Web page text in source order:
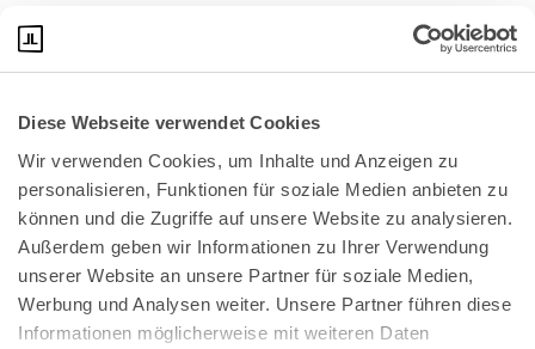
Diese Webseite verwendet Cookies
Wir verwenden Cookies, um Inhalte und Anzeigen zu
personalisieren, Funktionen für soziale Medien anbieten zu
können und die Zugriffe auf unsere Website zu analysieren.
Außerdem geben wir Informationen zu Ihrer Verwendung
unserer Website an unsere Partner für soziale Medien,
Werbung und Analysen weiter. Unsere Partner führen diese
Informationen möglicherweise mit weiteren Daten
Bundeskanzlerplatz 2
53113 Bonn